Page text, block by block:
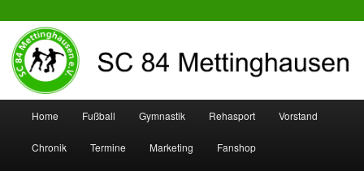
SC 84 Mettinghausen
Zum
Inhalt
Zum
sekundären
Home Fußball Gymnastik Rehasport Vorstand
Chronik Termine Marketing Fanshop